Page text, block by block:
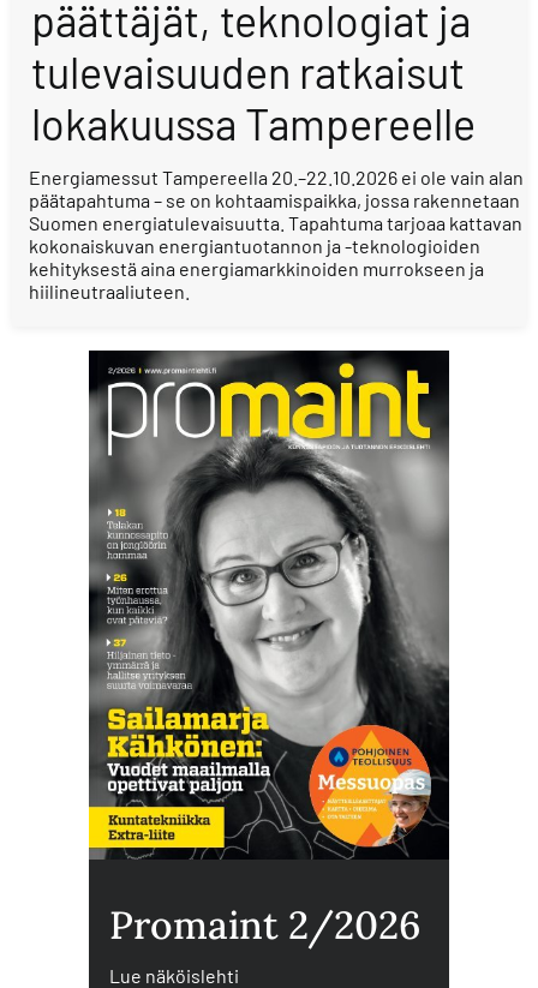
päättäjät, teknologiat ja
tulevaisuuden ratkaisut
lokakuussa Tampereelle
Energiamessut Tampereella 20.–22.10.2026 ei ole vain alan
päätapahtuma – se on kohtaamispaikka, jossa rakennetaan
Suomen energiatulevaisuutta. Tapahtuma tarjoaa kattavan
kokonaiskuvan energiantuotannon ja -teknologioiden
kehityksestä aina energiamarkkinoiden murrokseen ja
hiilineutraaliuteen.
Promaint 2/2026
Lue näköislehti